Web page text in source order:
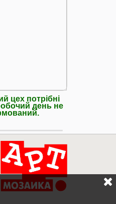
цех потрібні
день не